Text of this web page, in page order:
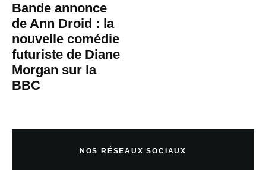
Bande annonce
de Ann Droid : la
nouvelle comédie
futuriste de Diane
Morgan sur la
BBC
NOS RÉSEAUX SOCIAUX